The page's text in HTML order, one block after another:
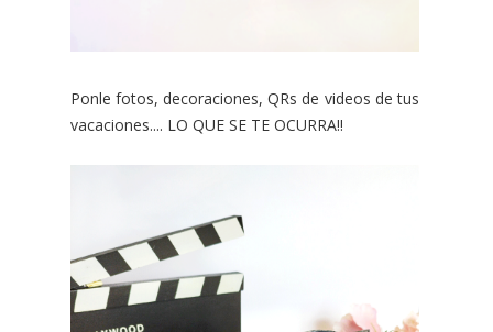
Ponle fotos, decoraciones, QRs de videos de tus
vacaciones.... LO QUE SE TE OCURRA!!